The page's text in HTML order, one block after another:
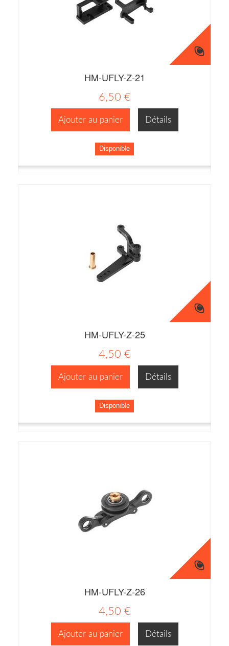
HM-UFLY-Z-21
6,50 €
Ajouter au panier Détails
Disponible
HM-UFLY-Z-25
4,50 €
Ajouter au panier Détails
Disponible
HM-UFLY-Z-26
4,50 €
Ajouter au panier Détails